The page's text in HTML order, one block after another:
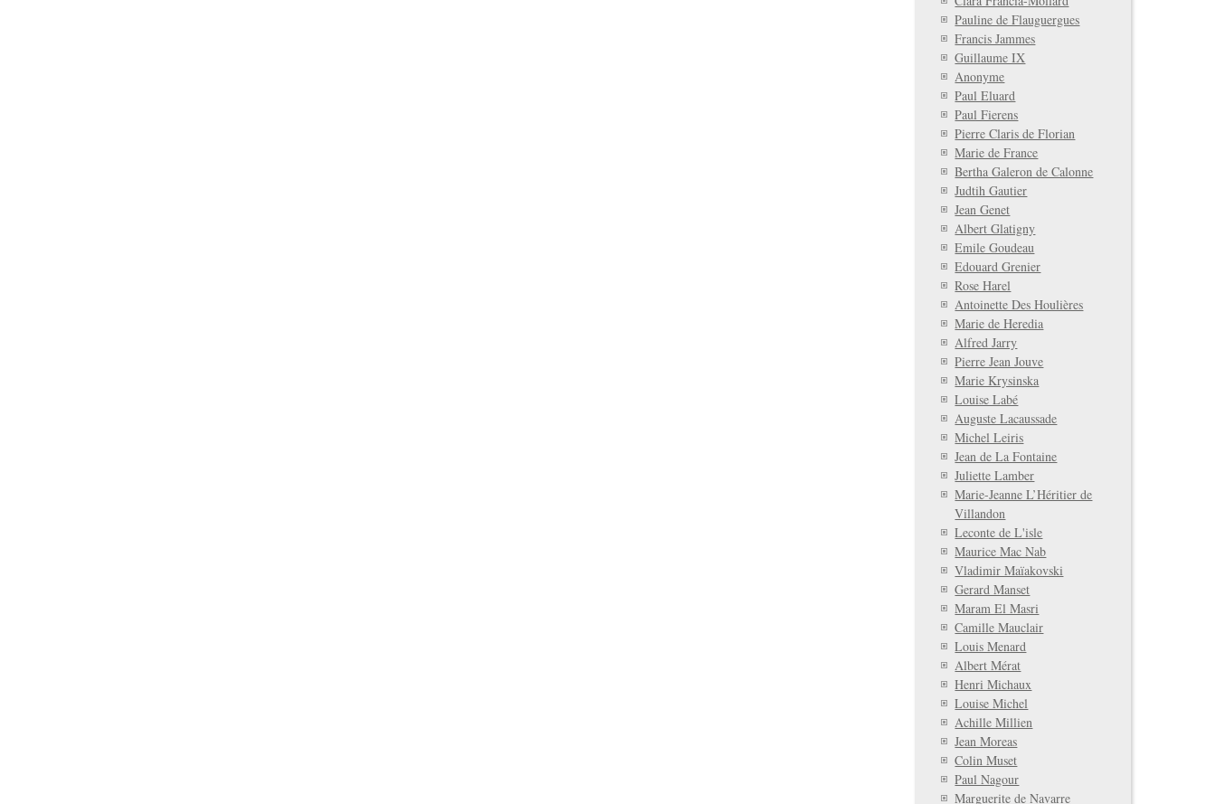
Pauline de Flauguergues
Francis Jammes
Guillaume IX
Anonyme
Paul Eluard
Paul Fierens
Pierre Claris de Florian
Marie de France
Bertha Galeron de Calonne
Judtih Gautier
Jean Genet
Albert Glatigny
Emile Goudeau
Edouard Grenier
Rose Harel
Antoinette Des Houlières
Marie de Heredia
Alfred Jarry
Pierre Jean Jouve
Marie Krysinska
Louise Labé
Auguste Lacaussade
Michel Leiris
Jean de La Fontaine
Juliette Lamber
Marie-Jeanne L’Héritier de
Villandon
Leconte de L'isle
Maurice Mac Nab
Vladimir Maïakovski
Gerard Manset
Maram El Masri
Camille Mauclair
Louis Menard
Albert Mérat
Henri Michaux
Louise Michel
Achille Millien
Jean Moreas
Colin Muset
Paul Nagour
Marguerite de Navarre